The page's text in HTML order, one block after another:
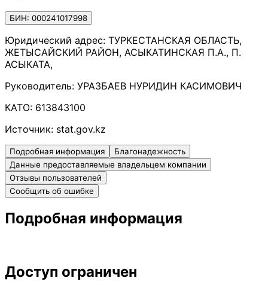
БИН: 000241017998
Юридический адрес: ТУРКЕСТАНСКАЯ ОБЛАСТЬ,
ЖЕТЫСАЙСКИЙ РАЙОН, АСЫКАТИНСКАЯ П.А., П.
АСЫКАТА,
Руководитель: УРАЗБАЕВ НУРИДИН КАСИМОВИЧ
КАТО: 613843100
Источник: stat.gov.kz
Подробная информация
Благонадежность
Данные предоставляемые владельцем компании
Отзывы пользователей
Сообщить об ошибке
Подробная информация
Доступ ограничен